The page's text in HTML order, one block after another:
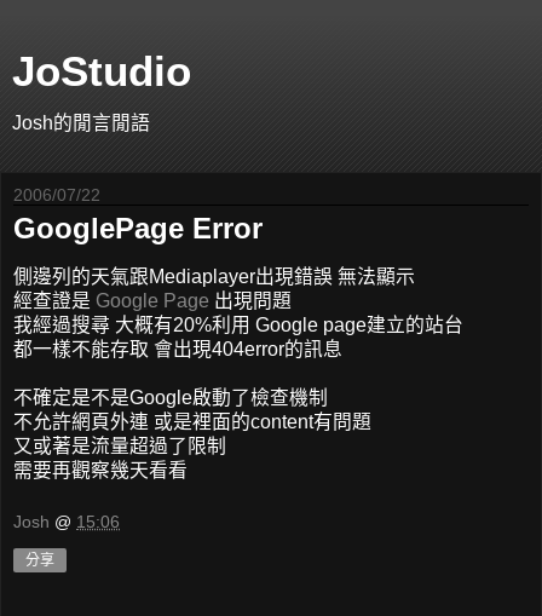
JoStudio
Josh的閒言閒語
2006/07/22
GooglePage Error
側邊列的天氣跟Mediaplayer出現錯誤 無法顯示
經查證是 Google Page 出現問題
我經過搜尋 大概有20%利用 Google page建立的站台
都一樣不能存取 會出現404error的訊息
不確定是不是Google啟動了檢查機制
不允許網頁外連 或是裡面的content有問題
又或著是流量超過了限制
需要再觀察幾天看看
Josh @ 15:06
分享